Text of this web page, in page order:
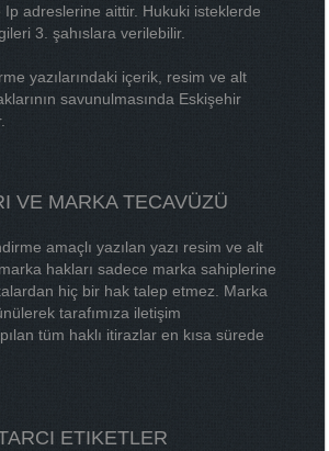
adreslerine aittir. Hukuki isteklerde
3. şahıslara verilebilir.
yazılarındaki içerik, resim ve alt
savunulmasında Eskişehir
VE MARKA TECAVÜZÜ
amaçlı yazılan yazı resim ve alt
hakları sadece marka sahiplerine
hiç bir hak talep etmez. Marka
tarafımıza iletişim
tüm haklı itirazlar en kısa sürede
ETIKETLER